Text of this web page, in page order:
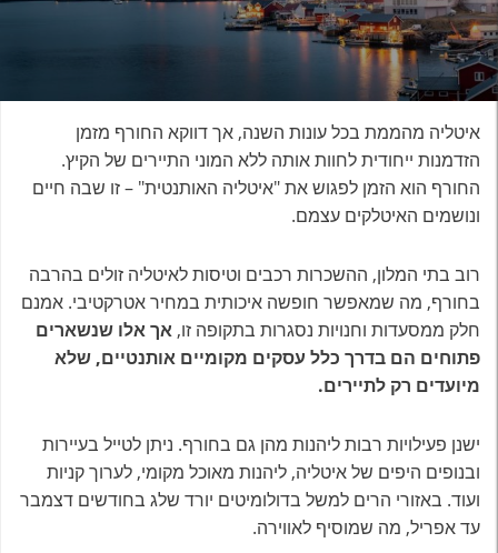
איטליה מהממת בכל עונות השנה, אך דווקא החורף מזמן
הזדמנות ייחודית לחוות אותה ללא המוני התיירים של הקיץ.
החורף הוא הזמן לפגוש את "איטליה האותנטית" – זו שבה חיים
ונושמים האיטלקים עצמם.
רוב בתי המלון, ההשכרות רכבים וטיסות לאיטליה זולים בהרבה
בחורף, מה שמאפשר חופשה איכותית במחיר אטרקטיבי. אמנם
חלק ממסעדות וחנויות נסגרות בתקופה זו, אך אלו שנשארים
פתוחים הם בדרך כלל עסקים מקומיים אותנטיים, שלא
מיועדים רק לתיירים.
ישנן פעילויות רבות ליהנות מהן גם בחורף. ניתן לטייל בעיירות
ובנופים היפים של איטליה, ליהנות מאוכל מקומי, לערוך קניות
ועוד. באזורי הרים למשל בדולומיטים יורד שלג בחודשים דצמבר
עד אפריל, מה שמוסיף לאווירה.